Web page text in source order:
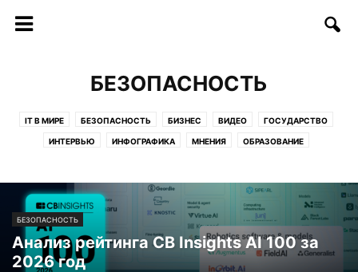
БЕЗОПАСНОСТЬ
IT В МИРЕ БЕЗОПАСНОСТЬ БИЗНЕС ВИДЕО ГОСУДАРСТВО
ИНТЕРВЬЮ ИНФОГРАФИКА МНЕНИЯ ОБРАЗОВАНИЕ
ТЕЛЕКОММУНИКАЦИИ ТЕХНОЛОГИИ ФИНАНСЫ ФОТО
ЦИФРЫ И ФАКТЫ
БЕЗОПАСНОСТЬ
Анализ рейтинга CB Insights AI 100 за
2026 год